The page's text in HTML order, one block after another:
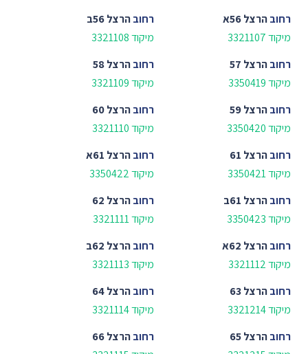
רחובהרצל 56א
מיקוד 3321107
רחובהרצל 56ב
מיקוד 3321108
רחובהרצל 57
מיקוד 3350419
רחובהרצל 58
מיקוד 3321109
רחובהרצל 59
מיקוד 3350420
רחובהרצל 60
מיקוד 3321110
רחובהרצל 61
מיקוד 3350421
רחובהרצל 61א
מיקוד 3350422
רחובהרצל 61ב
מיקוד 3350423
רחובהרצל 62
מיקוד 3321111
רחובהרצל 62א
מיקוד 3321112
רחובהרצל 62ב
מיקוד 3321113
רחובהרצל 63
מיקוד 3321214
רחובהרצל 64
מיקוד 3321114
רחובהרצל 65
רחובהרצל 66